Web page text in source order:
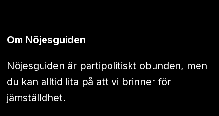
Om Nöjesguiden
Nöjesguiden är partipolitiskt obunden, men
du kan alltid lita på att vi brinner för
jämställdhet.